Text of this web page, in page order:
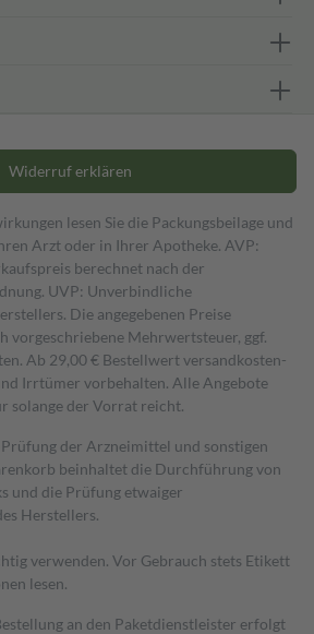
Widerruf erklären
lesen Sie die Packungsbeilage und
Arzt oder in Ihrer Apotheke. AVP:
berechnet nach der
UVP: Unverbindliche
Die angegebenen Preise
vorgeschriebene Mehrwertsteuer, ggf.
Ab 29,00 € Bestell­wert versand­kosten­
Irrtümer vorbehalten. Alle Angebote
solange der Vorrat reicht.
der Arzneimittel und sonstigen
beinhaltet die Durchführung von
und die Prüfung etwaiger
Herstellers.
verwenden. Vor Gebrauch stets Etikett
lesen.
an den Paketdienstleister erfolgt